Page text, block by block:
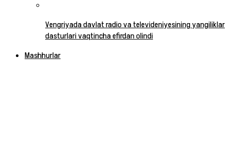
Vengriyada davlat radio va televideniyesining yangiliklar
dasturlari vaqtincha efirdan olindi
Mashhurlar